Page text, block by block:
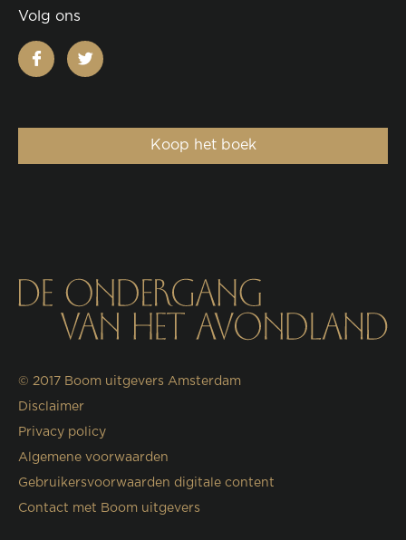
Volg ons
facebooktwitter
Koop het boek
© 2017 Boom uitgevers Amsterdam
Disclaimer
Privacy policy
Algemene voorwaarden
Gebruikersvoorwaarden digitale content
Contact met Boom uitgevers